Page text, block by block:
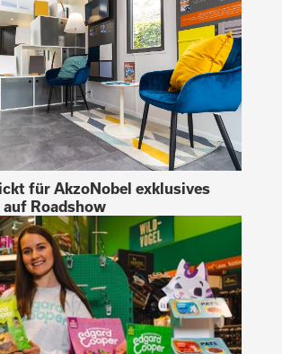
für AkzoNobel exklusives
Roadshow